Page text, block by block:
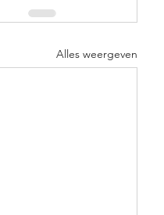
Alles weergeven